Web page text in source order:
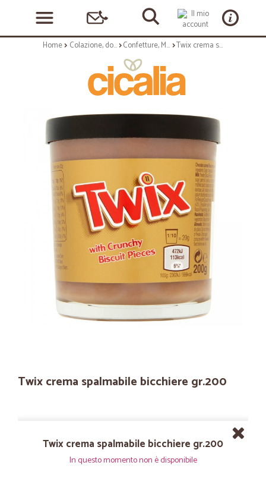
Home Colazione, dolciumi e snack Confetture, Miele e Nutella Twix crema spalmabile bicchiere gr.200
Twix crema spalmabile bicchiere gr.200
Twix crema spalmabile bicchiere gr.200
In questo momento non è disponibile